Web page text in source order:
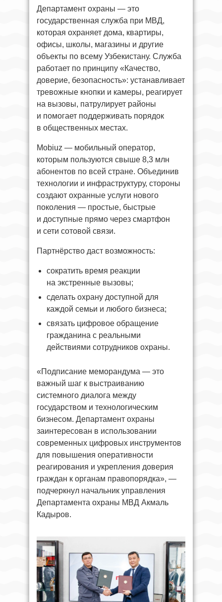
Департамент охраны — это
государственная служба при МВД,
которая охраняет дома, квартиры,
офисы, школы, магазины и другие
объекты по всему Узбекистану. Служба
работает по принципу «Качество,
доверие, безопасность»: устанавливает
тревожные кнопки и камеры, реагирует
на вызовы, патрулирует районы
и помогает поддерживать порядок
в общественных местах.
Mobiuz — мобильный оператор,
которым пользуются свыше 8,3 млн
абонентов по всей стране. Объединив
технологии и инфраструктуру, стороны
создают охранные услуги нового
поколения — простые, быстрые
и доступные прямо через смартфон
и сети сотовой связи.
Партнёрство даст возможность:
сократить время реакции
на экстренные вызовы;
сделать охрану доступной для
каждой семьи и любого бизнеса;
связать цифровое обращение
гражданина с реальными
действиями сотрудников охраны.
«Подписание меморандума — это
важный шаг к выстраиванию
системного диалога между
государством и технологическим
бизнесом. Департамент охраны
заинтересован в использовании
современных цифровых инструментов
для повышения оперативности
реагирования и укрепления доверия
граждан к органам правопорядка», —
подчеркнул начальник управления
Департамента охраны МВД Акмаль
Кадыров.